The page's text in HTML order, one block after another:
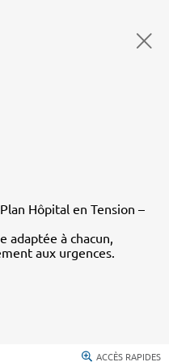
Hôpital en Tension –
adaptée à chacun,
aux urgences.
ACCÈS RAPIDES